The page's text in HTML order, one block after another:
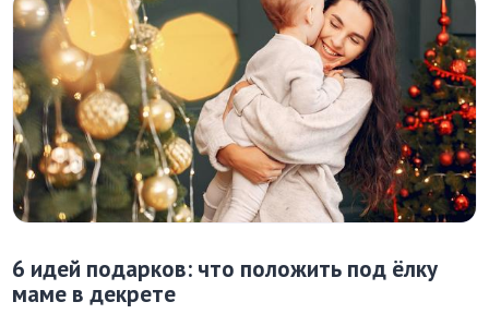
6 идей подарков: что положить под ёлку
маме в декрете